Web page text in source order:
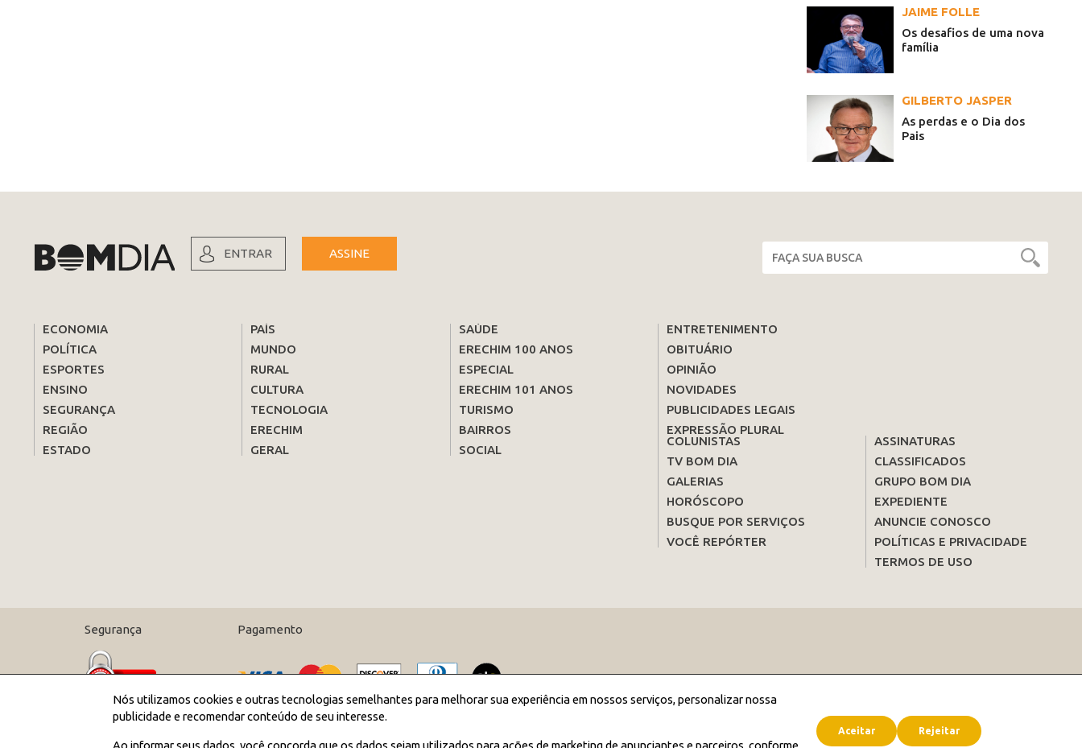
JAIME FOLLE
Os desafios de uma nova
família
GILBERTO JASPER
As perdas e o Dia dos
Pais
ENTRAR ASSINE
ECONOMIA
POLÍTICA
ESPORTES
ENSINO
SEGURANÇA
REGIÃO
ESTADO
PAÍS
MUNDO
RURAL
CULTURA
TECNOLOGIA
ERECHIM
GERAL
SAÚDE
ERECHIM 100 ANOS
ESPECIAL
ERECHIM 101 ANOS
TURISMO
BAIRROS
SOCIAL
ENTRETENIMENTO
OBITUÁRIO
OPINIÃO
NOVIDADES
PUBLICIDADES LEGAIS
EXPRESSÃO PLURAL
COLUNISTAS
TV BOM DIA
GALERIAS
HORÓSCOPO
BUSQUE POR SERVIÇOS
VOCÊ REPÓRTER
ASSINATURAS
CLASSIFICADOS
GRUPO BOM DIA
EXPEDIENTE
ANUNCIE CONOSCO
POLÍTICAS E PRIVACIDADE
TERMOS DE USO
Segurança Pagamento
2026 JORNAL BOM DIA - Todos os direitos reservados
Nós utilizamos cookies e outras tecnologias semelhantes para melhorar sua experiência em nossos serviços, personalizar nossa
publicidade e recomendar conteúdo de seu interesse.
Ao informar seus dados, você concorda que os dados sejam utilizados para ações de marketing de anunciantes e parceiros, conforme
Aceitar Rejeitar